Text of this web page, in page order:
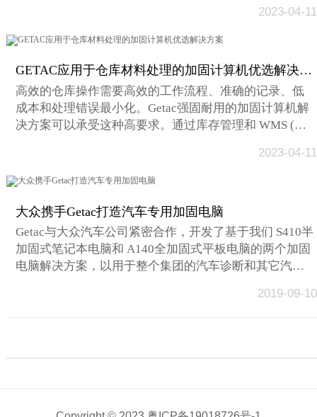
2023-04-11
GETAC应用于仓库材料处理的加固计算机优选解决方案
高效的仓库操作需要高效的工作流程、准确的记录、低
成本和处理错误最小化。Getac强固耐用的加固计算机解
决方案可以承受这种高要求。通过库存管理和 WMS (仓
2023-04-11
大众携手Getac打造汽车专用加固电脑
Getac与大众汽车公司紧密合作，开发了基于我们 S410半
加固式笔记本电脑和 A140全加固式平板电脑的两个加固
电脑解决方案，以用于整个集团的汽车诊断和其它汽车
2019-09-10